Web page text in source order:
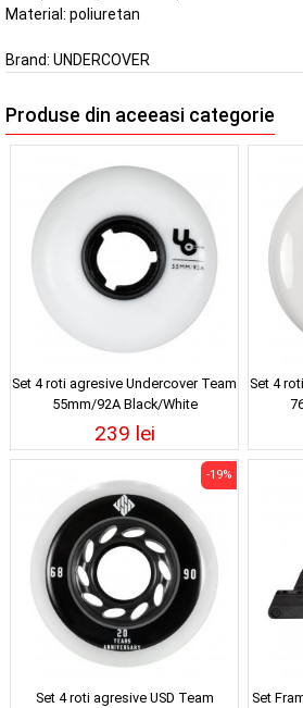
Material: poliuretan
Brand: UNDERCOVER
Produse din aceeasi categorie
Set 4 roti agresive Undercover Team
55mm/92A Black/White
239 lei
Set 4
Set 4 roti agresive USD Team
-19%
Set